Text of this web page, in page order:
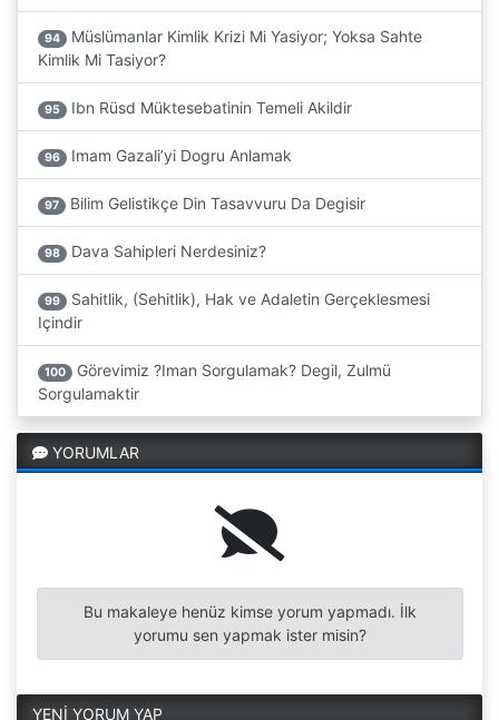
94
Müslümanlar Kimlik Krizi Mi Yasiyor; Yoksa Sahte
Kimlik Mi Tasiyor?
95 Ibn Rüsd Müktesebatinin Temeli Akildir
96 Imam Gazali’yi Dogru Anlamak
97 Bilim Gelistikçe Din Tasavvuru Da Degisir
98 Dava Sahipleri Nerdesiniz?
99
Sahitlik, (Sehitlik), Hak ve Adaletin Gerçeklesmesi
Içindir
100
Görevimiz ?Iman Sorgulamak? Degil, Zulmü
Sorgulamaktir
YORUMLAR
Bu makaleye henüz kimse yorum yapmadı. İlk
yorumu sen yapmak ister misin?
YENİ YORUM YAP